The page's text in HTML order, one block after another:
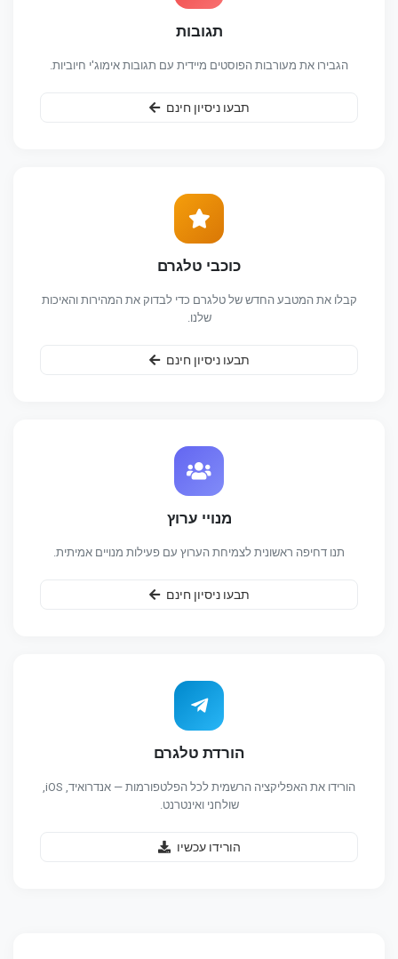
תגובות
הגבירו את מעורבות הפוסטים מיידית עם תגובות אימוג'י חיוביות.
תבעו ניסיון חינם
כוכבי טלגרם
קבלו את המטבע החדש של טלגרם כדי לבדוק את המהירות והאיכות
שלנו.
תבעו ניסיון חינם
מנויי ערוץ
תנו דחיפה ראשונית לצמיחת הערוץ עם פעילות מנויים אמיתית.
תבעו ניסיון חינם
הורדת טלגרם
הורידו את האפליקציה הרשמית לכל הפלטפורמות — אנדרואיד, iOS,
שולחני ואינטרנט.
הורידו עכשיו